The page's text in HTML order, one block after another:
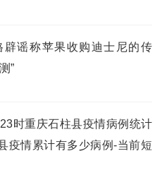
辟谣称苹果收购迪士尼的传
”
时重庆石柱县疫情病例统计
疫情累计有多少病例-当前短